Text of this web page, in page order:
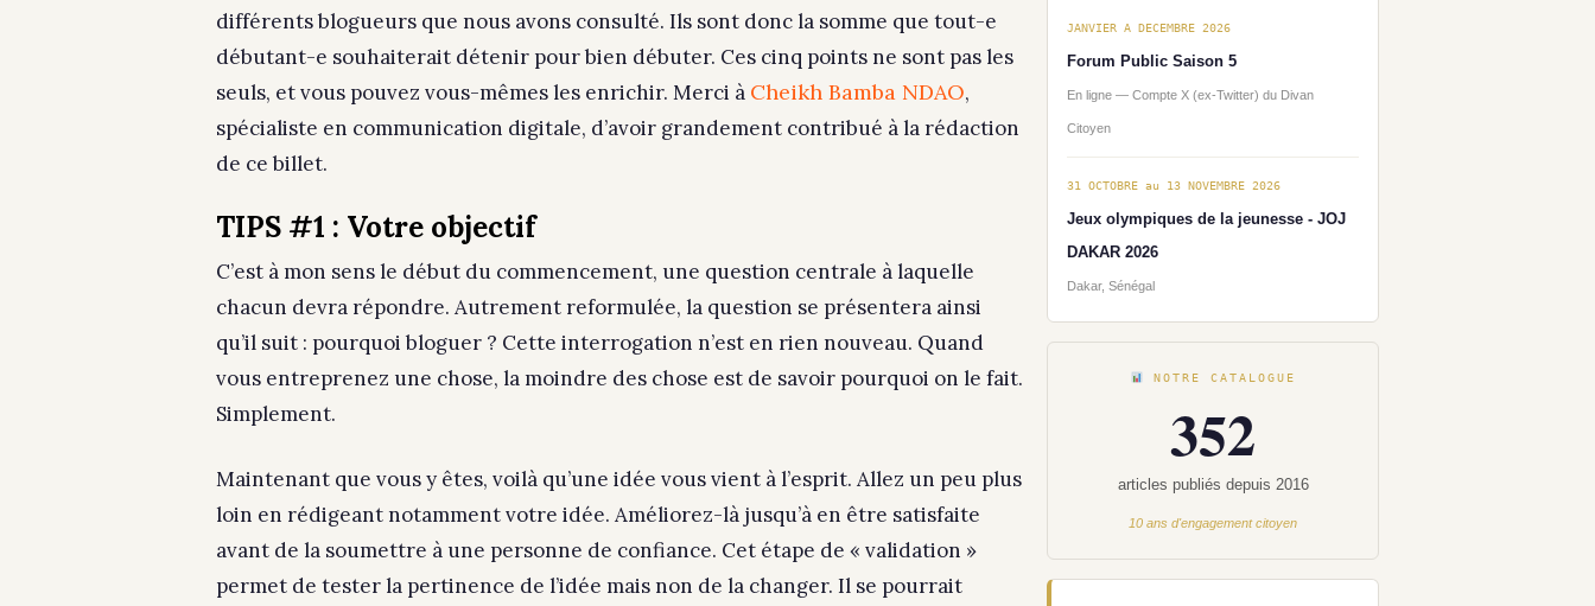
différents blogueurs que nous avons consulté. Ils sont donc la somme que tout-e
débutant-e souhaiterait détenir pour bien débuter. Ces cinq points ne sont pas les
seuls, et vous pouvez vous-mêmes les enrichir. Merci à Cheikh Bamba NDAO,
spécialiste en communication digitale, d’avoir grandement contribué à la rédaction
de ce billet.
TIPS #1 : Votre objectif
C’est à mon sens le début du commencement, une question centrale à laquelle
chacun devra répondre. Autrement reformulée, la question se présentera ainsi
qu’il suit : pourquoi bloguer ? Cette interrogation n’est en rien nouveau. Quand
vous entreprenez une chose, la moindre des chose est de savoir pourquoi on le fait.
Simplement.
Maintenant que vous y êtes, voilà qu’une idée vous vient à l’esprit. Allez un peu plus
loin en rédigeant notamment votre idée. Améliorez-là jusqu’à en être satisfaite
avant de la soumettre à une personne de confiance. Cet étape de « validation »
permet de tester la pertinence de l’idée mais non de la changer. Il se pourrait
JANVIER A DECEMBRE 2026
Forum Public Saison 5
En ligne — Compte X (ex-Twitter) du Divan
Citoyen
31 OCTOBRE au 13 NOVEMBRE 2026
Jeux olympiques de la jeunesse - JOJ
DAKAR 2026
Dakar, Sénégal
NOTRE CATALOGUE
352
articles publiés depuis 2016
10 ans d'engagement citoyen